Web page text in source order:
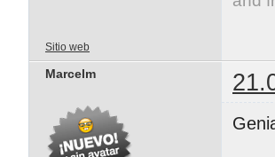
Sitio web
Marcelm